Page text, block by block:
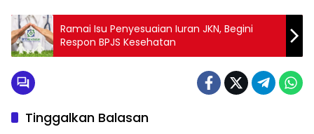
Ramai Isu Penyesuaian Iuran JKN, Begini
Respon BPJS Kesehatan
Tinggalkan Balasan